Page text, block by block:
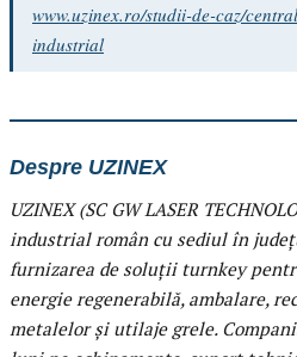
www.uzinex.ro/studii-de-caz/
industrial
Despre UZINEX
UZINEX (SC GW LASER
industrial român cu sediul în
furnizarea de soluții turnkey
energie regenerabilă, ambalare,
metalelor și utilaje grele.